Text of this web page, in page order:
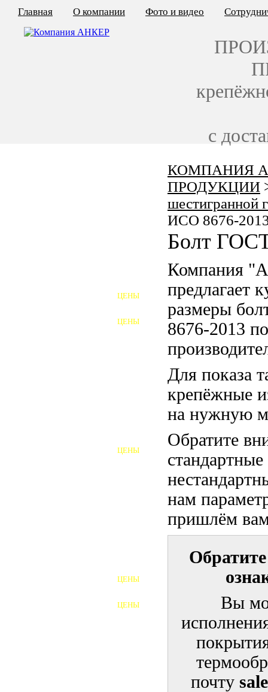
КОМПАНИЯ
ПРОДУКЦИИ
шестигранной
ИСО 8676-
Болт
Компания
предлагает
размеры
8676-2013
Для показа
крепёжные
на нужную
Обратите
нам
пришлём
Вы
почту
ЦЕНЫ
ЦЕНЫ
ШАЙБЫ ФУНДАМЕНТНЫЕ
ЦЕНЫ
ЦЕНЫ
ЦЕНЫ
Главная О компании Фото и видео
с